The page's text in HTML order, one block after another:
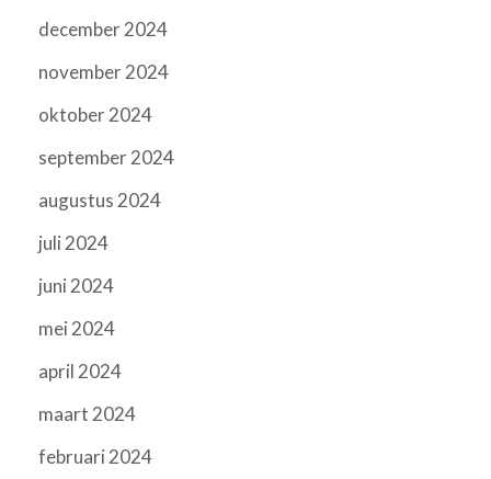
december 2024
november 2024
oktober 2024
september 2024
augustus 2024
juli 2024
juni 2024
mei 2024
april 2024
maart 2024
februari 2024